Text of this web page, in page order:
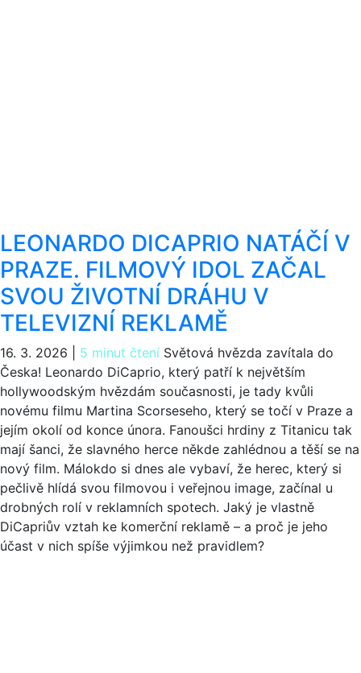
LEONARDO DICAPRIO NATÁČÍ V
PRAZE. FILMOVÝ IDOL ZAČAL
SVOU ŽIVOTNÍ DRÁHU V
TELEVIZNÍ REKLAMĚ
16. 3. 2026 5 minut čtení Světová hvězda zavítala do
Česka! Leonardo DiCaprio, který patří k největším
hollywoodským hvězdám současnosti, je tady kvůli
novému filmu Martina Scorseseho, který se točí v Praze a
jejím okolí od konce února. Fanoušci hrdiny z Titanicu tak
mají šanci, že slavného herce někde zahlédnou a těší se na
nový film. Málokdo si dnes ale vybaví, že herec, který si
pečlivě hlídá svou filmovou i veřejnou image, začínal u
drobných rolí v reklamních spotech. Jaký je vlastně
DiCapriův vztah ke komerční reklamě – a proč je jeho
účast v nich spíše výjimkou než pravidlem?